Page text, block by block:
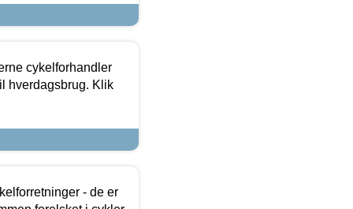
cykelforhandler
hverdagsbrug. Klik
- de er